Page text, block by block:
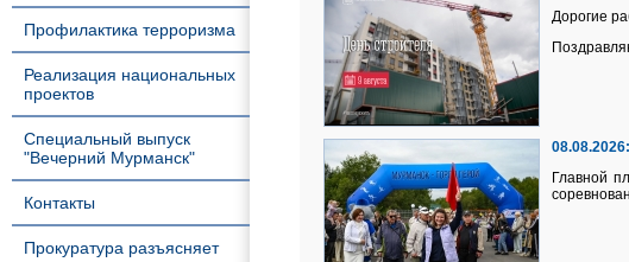
Профилактика терроризма
Реализация национальных
проектов
Специальный выпуск
"Вечерний Мурманск"
Контакты
Прокуратура разъясняет
Дорогие
08.08.2026:
Главной